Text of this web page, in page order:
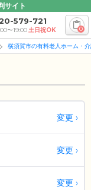
サイト
579-721
〜19:00土日祝OK 0
横須賀市の有料老人ホーム・
変更
変更
変更